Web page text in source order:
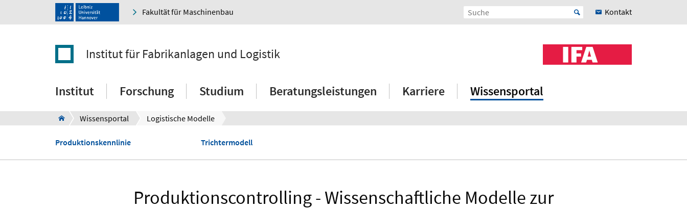
Fakultät für Maschinenbau Kontakt
Institut für Fabrikanlagen und Logistik
Institut Forschung Studium Beratungsleistungen Karriere Wissensportal
Wissensportal Logistische Modelle
Produktionskennlinie Trichtermodell
Produktionscontrolling - Wissenschaftliche Modelle zur